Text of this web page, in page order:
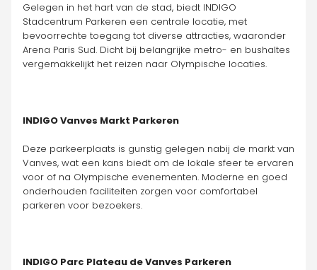
Gelegen in het hart van de stad, biedt INDIGO
Stadcentrum Parkeren een centrale locatie, met
bevoorrechte toegang tot diverse attracties, waaronder
Arena Paris Sud. Dicht bij belangrijke metro- en bushaltes
vergemakkelijkt het reizen naar Olympische locaties.
INDIGO Vanves Markt Parkeren
Deze parkeerplaats is gunstig gelegen nabij de markt van
Vanves, wat een kans biedt om de lokale sfeer te ervaren
voor of na Olympische evenementen. Moderne en goed
onderhouden faciliteiten zorgen voor comfortabel
parkeren voor bezoekers.
INDIGO Parc Plateau de Vanves Parkeren